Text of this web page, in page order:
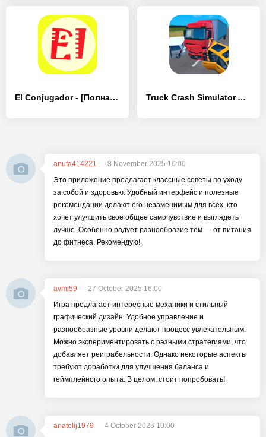
El Conjugador - [Полная версия] Truck Crash Simulator Accident
anuta414221
8 November 2025 10:00
Это приложение предлагает классные советы по уходу
за собой и здоровью. Удобный интерфейс и полезные
рекомендации делают его незаменимым для всех, кто
хочет улучшить свое общее самочувствие и выглядеть
лучше. Особенно радует разнообразие тем — от питания
до фитнеса. Рекомендую!
avmi59
27 October 2025 16:00
Игра предлагает интересные механики и стильный
графический дизайн. Удобное управление и
разнообразные уровни делают процесс увлекательным.
Можно экспериментировать с разными стратегиями, что
добавляет реиграбельности. Однако некоторые аспекты
требуют доработки для улучшения баланса и
геймплейного опыта. В целом, стоит попробовать!
anatolij1979
4 October 2025 10:00